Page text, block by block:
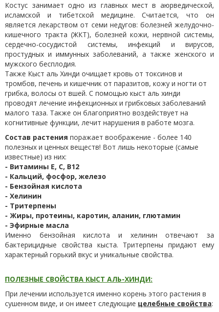
Костус занимает одно из главных мест в аюрведической,
исламской и тибетской медицине. Считается, что он
является лекарством от семи недугов: болезней желудочно-
кишечного тракта (ЖКТ), болезней кожи, нервной системы,
сердечно-сосудистой системы, инфекций и вирусов,
простудных и иммунных заболеваний, а также женского и
мужского бесплодия.
Также Кыст аль Хинди очищает кровь от токсинов и
тромбов, печень и кишечник от паразитов, кожу и ногти от
грибка, волосы от вшей. С помощью кыст аль хинди
проводят лечение инфекционных и грибковых заболеваний
малого таза. Также он благоприятно воздействует на
когнитивные функции, лечит нарушения в работе мозга.
Состав растения поражает воображение - более 140
полезных и ценных веществ! Вот лишь некоторые (самые
известные) из них:
- Витамины E, C, B12
- Кальций, фосфор, железо
- Бензойная кислота
- Хелинин
- Тритерпены
- Жиры, протеины, каротин, аланин, глютамин
- Эфирные масла
Именно бензойная кислота и хелинин отвечают за
бактерицидные свойства кыста. Тритерпены придают ему
характерный горький вкус и уникальные свойства.
ПОЛЕЗНЫЕ СВОЙСТВА КЫСТ АЛЬ-ХИНДИ:
При лечении используется именно корень этого растения в
сушенном виде, и он имеет следующие целебные свойства: